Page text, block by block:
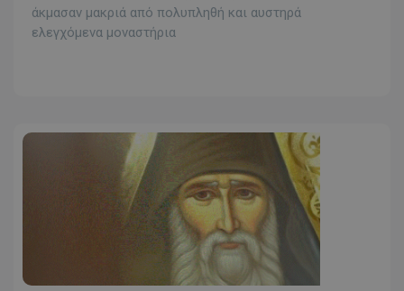
άκμασαν μακριά από πολυπληθή και αυστηρά
ελεγχόμενα μοναστήρια